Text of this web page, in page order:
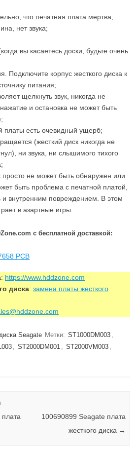
что печатная плата мертва;
нет звука;
вы касаетесь доски, будьте очень
Подключите корпус жесткого диска к
питания;
щелкнуть звук, никогда не
и остановка не может быть
платы есть очевидный ущерб;
(жесткий диск никогда не
ни звука, ни слышимого тихого
просто не может быть обнаружен или
быть проблема с печатной платой,
и внутренним повреждением. В этом
в азартные игры.
с бесплатной доставкой:
PCB
: https://www.hddzone.com
диска: замена платы жесткого
Seagate Метки: ST1000DM003 ,
, ST2000DM001 , ST2000VM003 ,
100690899 Seagate плата
жесткого диска →